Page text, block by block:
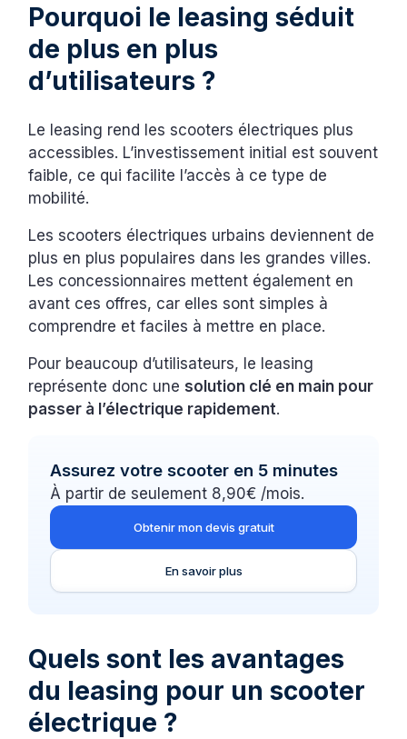
Pourquoi le leasing séduit
de plus en plus
d’utilisateurs ?
Le leasing rend les scooters électriques plus
accessibles. L’investissement initial est souvent
faible, ce qui facilite l’accès à ce type de
mobilité.
Les scooters électriques urbains deviennent de
plus en plus populaires dans les grandes villes.
Les concessionnaires mettent également en
avant ces offres, car elles sont simples à
comprendre et faciles à mettre en place.
Pour beaucoup d’utilisateurs, le leasing
représente donc unesolution clé en main pour
passer à l’électrique rapidement.
Assurez votre scooter en 5 minutes
À partir de seulement 8,90€ /mois.
Obtenir mon devis gratuit
En savoir plus
Quels sont les avantages
du leasing pour un scooter
électrique ?